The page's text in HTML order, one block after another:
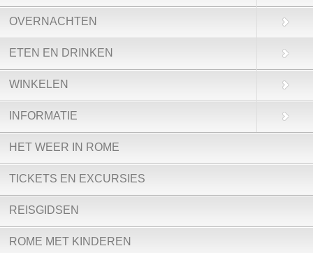
OVERNACHTEN
ETEN EN DRINKEN
WINKELEN
INFORMATIE
HET WEER IN ROME
TICKETS EN EXCURSIES
REISGIDSEN
ROME MET KINDEREN